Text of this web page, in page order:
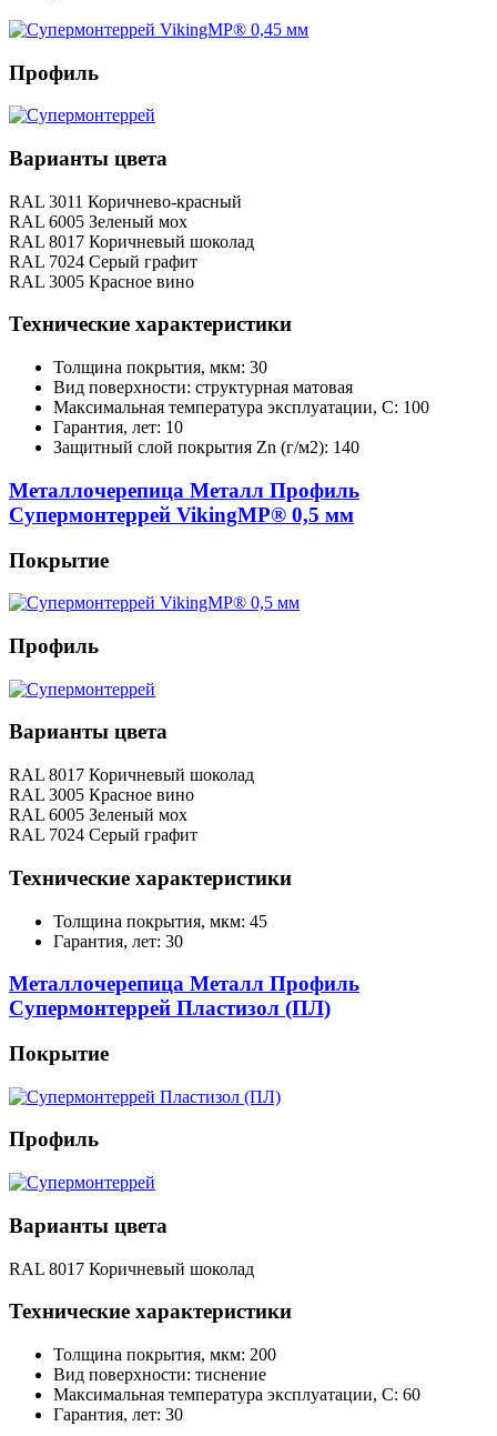
Профиль
Варианты цвета
RAL 3011 Коричнево-красный
RAL 6005 Зеленый мох
RAL 8017 Коричневый шоколад
RAL 7024 Серый графит
RAL 3005 Красное вино
Технические характеристики
Толщина покрытия, мкм: 30
Вид поверхности: структурная матовая
Максимальная температура эксплуатации, С: 100
Гарантия, лет: 10
Защитный слой покрытия Zn (г/м2): 140
Металлочерепица Металл Профиль
Супермонтеррей VikingMP® 0,5 мм
Покрытие
Профиль
Варианты цвета
RAL 8017 Коричневый шоколад
RAL 3005 Красное вино
RAL 6005 Зеленый мох
RAL 7024 Серый графит
Технические характеристики
Толщина покрытия, мкм: 45
Гарантия, лет: 30
Металлочерепица Металл Профиль
Супермонтеррей Пластизол (ПЛ)
Покрытие
Профиль
Варианты цвета
RAL 8017 Коричневый шоколад
Технические характеристики
Толщина покрытия, мкм: 200
Вид поверхности: тиснение
Максимальная температура эксплуатации, С: 60
Гарантия, лет: 30